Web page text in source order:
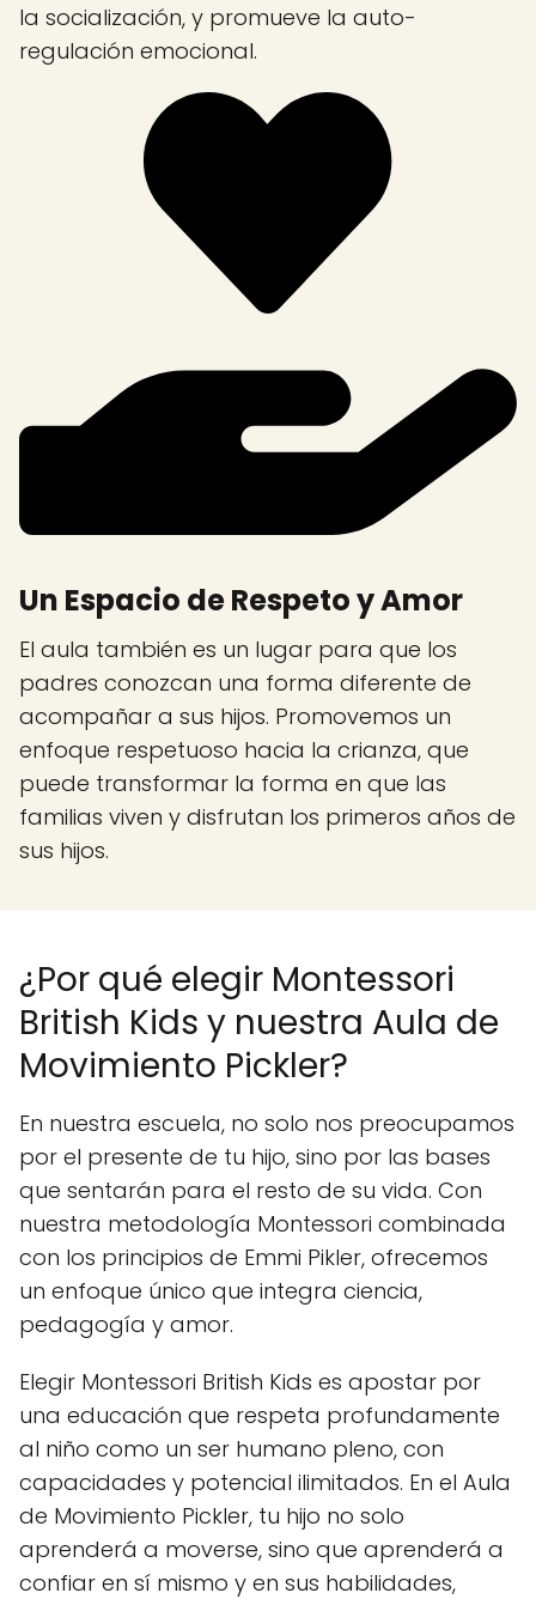
la socialización, y promueve la auto-
regulación emocional.
Un Espacio de Respeto y Amor
El aula también es un lugar para que los
padres conozcan una forma diferente de
acompañar a sus hijos. Promovemos un
enfoque respetuoso hacia la crianza, que
puede transformar la forma en que las
familias viven y disfrutan los primeros años de
sus hijos.
¿Por qué elegir Montessori
British Kids y nuestra Aula de
Movimiento Pickler?
En nuestra escuela, no solo nos preocupamos
por el presente de tu hijo, sino por las bases
que sentarán para el resto de su vida. Con
nuestra metodología Montessori combinada
con los principios de Emmi Pikler, ofrecemos
un enfoque único que integra ciencia,
pedagogía y amor.
Elegir Montessori British Kids es apostar por
una educación que respeta profundamente
al niño como un ser humano pleno, con
capacidades y potencial ilimitados. En el Aula
de Movimiento Pickler, tu hijo no solo
aprenderá a moverse, sino que aprenderá a
confiar en sí mismo y en sus habilidades,